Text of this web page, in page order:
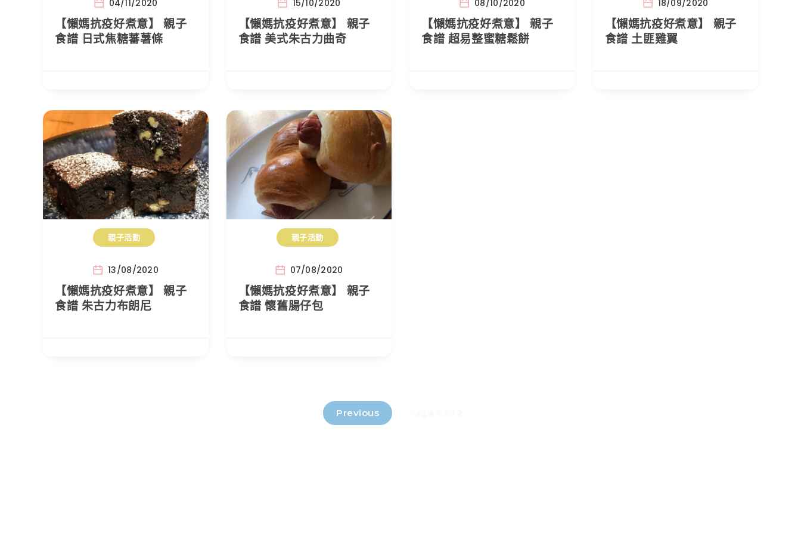
04/11/2020
【懶媽抗疫好煮意】 親子
食譜 日式焦糖蕃薯條
15/10/2020
【懶媽抗疫好煮意】 親子
食譜 美式朱古力曲奇
08/10/2020
【懶媽抗疫好煮意】 親子
食譜 超易整蜜糖鬆餅
18/09/2020
【懶媽抗疫好煮意】 親子
食譜 土匪雞翼
親子活動
13/08/2020
【懶媽抗疫好煮意】 親子
食譜 朱古力布朗尼
親子活動
07/08/2020
【懶媽抗疫好煮意】 親子
食譜 懷舊腸仔包
Previous